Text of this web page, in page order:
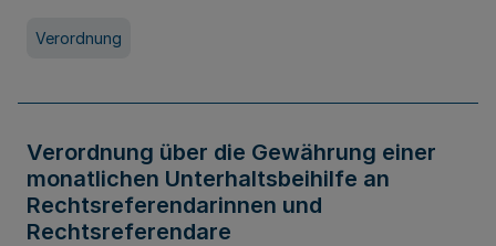
Verordnung
Verordnung über die Gewährung einer
monatlichen Unterhaltsbeihilfe an
Rechtsreferendarinnen und
Rechtsreferendare